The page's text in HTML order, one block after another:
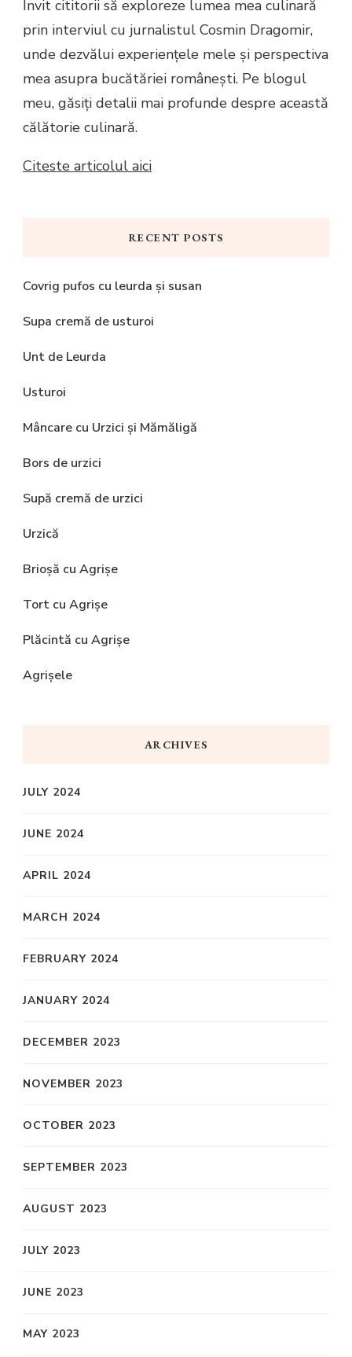
Invit cititorii să exploreze lumea mea culinară
prin interviul cu jurnalistul Cosmin Dragomir,
unde dezvălui experiențele mele și perspectiva
mea asupra bucătăriei românești. Pe blogul
meu, găsiți detalii mai profunde despre această
călătorie culinară.
Citeste articolul aici
RECENT POSTS
Covrig pufos cu leurda și susan
Supa cremă de usturoi
Unt de Leurda
Usturoi
Mâncare cu Urzici și Mămăligă
Bors de urzici
Supă cremă de urzici
Urzică
Brioșă cu Agrișe
Tort cu Agrișe
Plăcintă cu Agrișe
Agrișele
ARCHIVES
JULY 2024
JUNE 2024
APRIL 2024
MARCH 2024
FEBRUARY 2024
JANUARY 2024
DECEMBER 2023
NOVEMBER 2023
OCTOBER 2023
SEPTEMBER 2023
AUGUST 2023
JULY 2023
JUNE 2023
MAY 2023